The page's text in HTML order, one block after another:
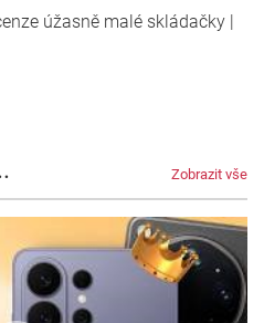
úžasně malé skládačky |
Zobrazit vše